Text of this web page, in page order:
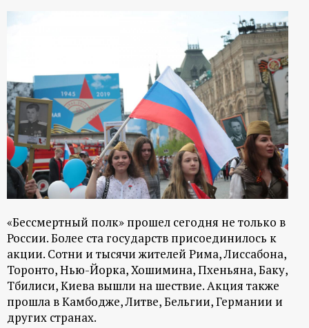
«Бессмертный полк» прошел сегодня не только в
России. Более ста государств присоединилось к
акции. Сотни и тысячи жителей Рима, Лиссабона,
Торонто, Нью-Йорка, Хошимина, Пхеньяна, Баку,
Тбилиси, Киева вышли на шествие. Акция также
прошла в Камбодже, Литве, Бельгии, Германии и
других странах.